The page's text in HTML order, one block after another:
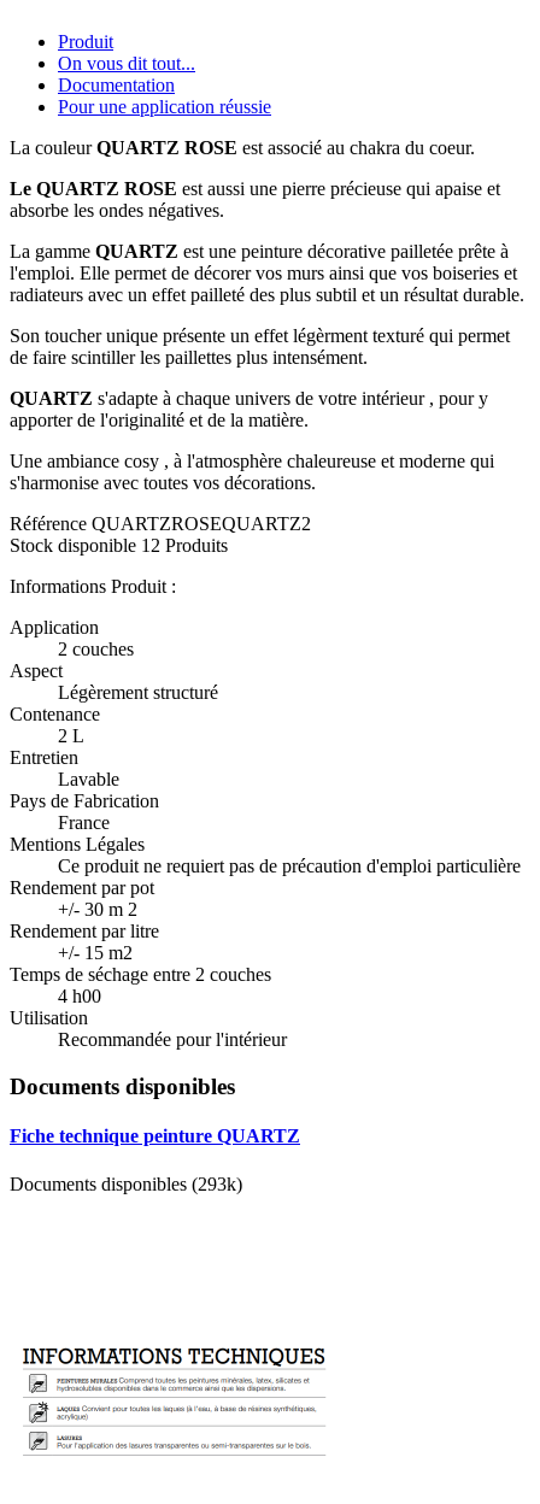
Produit
On vous dit tout...
Documentation
Pour une application réussie
La couleurQUARTZ ROSE est associé au chakra du coeur.
Le QUARTZ ROSE est aussi une pierre précieuse qui apaise et
absorbe les ondes négatives.
La gamme QUARTZ est une peinture décorative pailletée prête à
l'emploi. Elle permet de décorer vos murs ainsi que vos boiseries et
radiateurs avec un effet pailleté des plus subtil et un résultat durable.
Son toucher unique présente un effet légèrment texturé qui permet
de faire scintiller les paillettes plus intensément.
QUARTZ s'adapte à chaque univers de votre intérieur , pour y
apporter de l'originalité et de la matière.
Une ambiance cosy , à l'atmosphère chaleureuse et moderne qui
s'harmonise avec toutes vos décorations.
Référence QUARTZROSEQUARTZ2
Stock disponible 12 Produits
Informations Produit :
Application
2 couches
Aspect
Légèrement structuré
Contenance
2 L
Entretien
Lavable
Pays de Fabrication
France
Mentions Légales
Ce produit ne requiert pas de précaution d'emploi particulière
Rendement par pot
+/- 30 m 2
Rendement par litre
+/- 15 m2
Temps de séchage entre 2 couches
4 h00
Utilisation
Recommandée pour l'intérieur
Documents disponibles
Fiche technique peinture QUARTZ
Documents disponibles (293k)